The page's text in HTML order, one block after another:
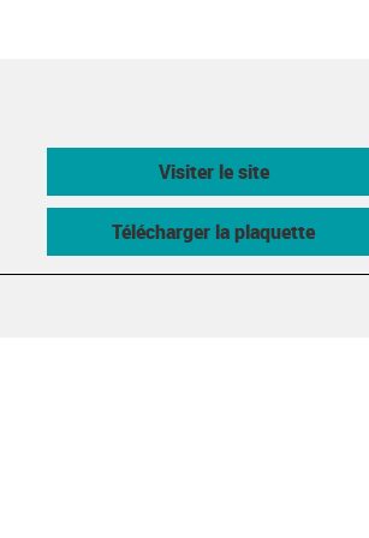
Visiter le site
Télécharger la plaquette